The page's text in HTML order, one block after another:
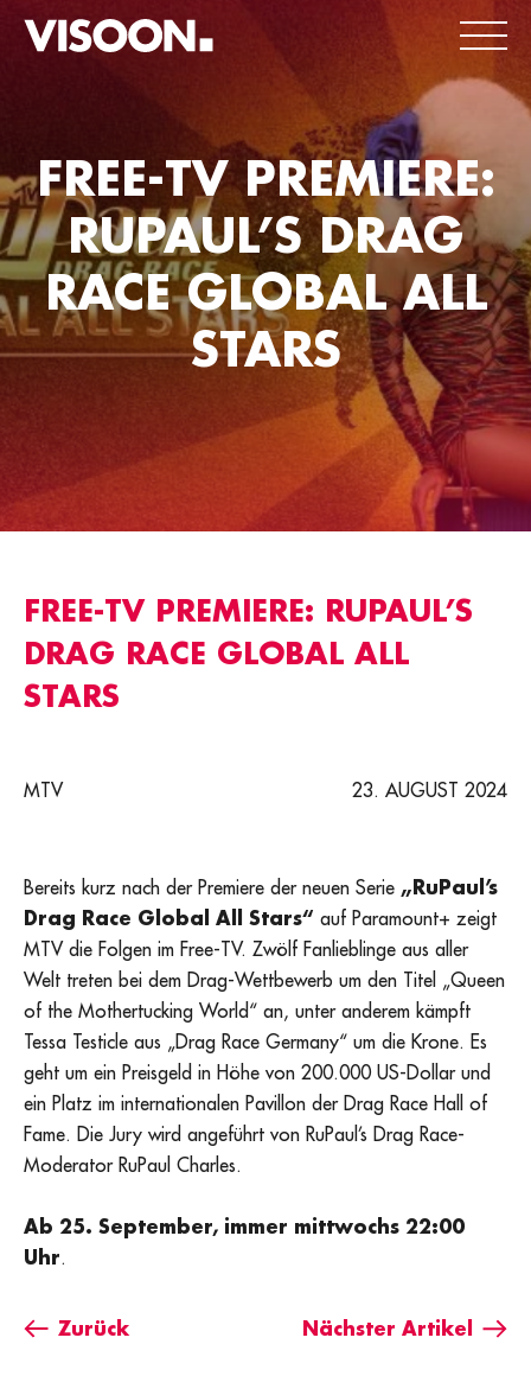
FREE-TV PREMIERE:
RUPAUL’S DRAG
RACE GLOBAL ALL
STARS
FREE-TV PREMIERE: RUPAUL’S
DRAG RACE GLOBAL ALL
STARS
MTV 23. AUGUST 2024
Bereits kurz nach der Premiere der neuen Serie „RuPaul’s
Drag Race Global All Stars“ auf Paramount+ zeigt
MTV die Folgen im Free-TV. Zwölf Fanlieblinge aus aller
Welt treten bei dem Drag-Wettbewerb um den Titel „Queen
of the Mothertucking World“ an, unter anderem kämpft
Tessa Testicle aus „Drag Race Germany“ um die Krone. Es
geht um ein Preisgeld in Höhe von 200.000 US-Dollar und
ein Platz im internationalen Pavillon der Drag Race Hall of
Fame. Die Jury wird angeführt von RuPaul’s Drag Race-
Moderator RuPaul Charles.
Ab 25. September, immer mittwochs 22:00
Uhr.
Zurück Nächster Artikel